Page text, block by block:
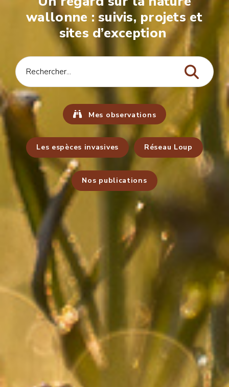
wallonne : suivis, projets et
sites d’exception
Mes observations
Les espèces invasives Réseau Loup
Nos publications